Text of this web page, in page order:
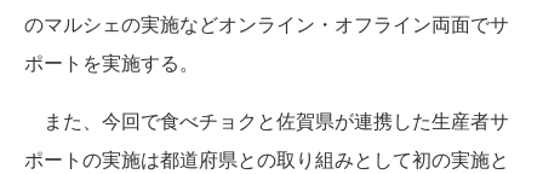
のマルシェの実施などオンライン・オフライン両面でサ
ポートを実施する。
また、今回で食べチョクと佐賀県が連携した生産者サ
ポートの実施は都道府県との取り組みとして初の実施と